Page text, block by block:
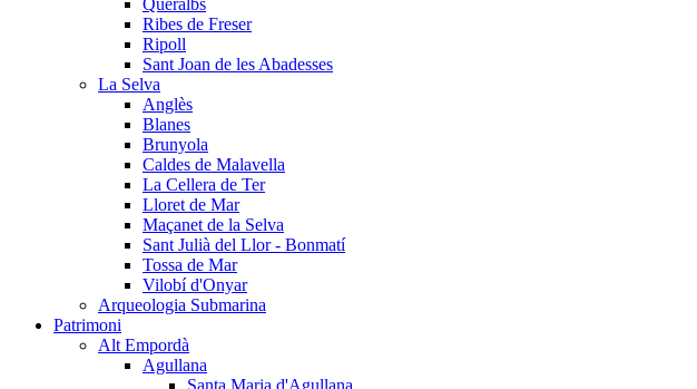
Queralbs
Ribes de Freser
Ripoll
Sant Joan de les Abadesses
La Selva
Anglès
Blanes
Brunyola
Caldes de Malavella
La Cellera de Ter
Lloret de Mar
Maçanet de la Selva
Sant Julià del Llor - Bonmatí
Tossa de Mar
Vilobí d'Onyar
Arqueologia Submarina
Patrimoni
Alt Empordà
Agullana
Santa Maria d'Agullana